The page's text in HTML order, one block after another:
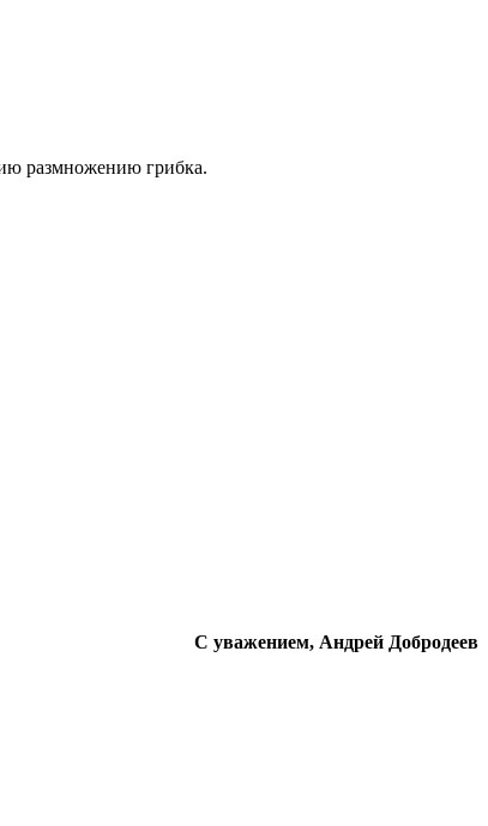
размножению грибка.
С уважением, Андрей Добродеев